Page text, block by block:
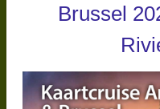
Brussel